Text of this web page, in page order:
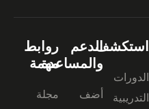
استكشف
الدورات
التدريبية
الدعم
والمساعدة
أضف
روابط
مهمة
مجلة